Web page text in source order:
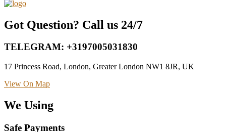
Got Question? Call us 24/7
TELEGRAM: +3197005031830
17 Princess Road, London, Greater London NW1 8JR, UK
View On Map
We Using
Safe Payments